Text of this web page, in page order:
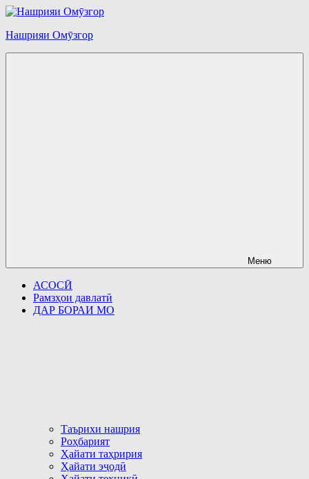
Перейти
содержимому
Нашрияи Омӯзгор
Меню
АСОСӢ
Рамзҳои давлатӣ
ДАР БОРАИ МО
Таърихи нашрия
Роҳбарият
Ҳайати таҳририя
Ҳайати эҷодӣ